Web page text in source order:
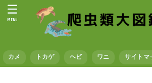
カメ トカゲ ヘビ ワニ サイトマ
MENU